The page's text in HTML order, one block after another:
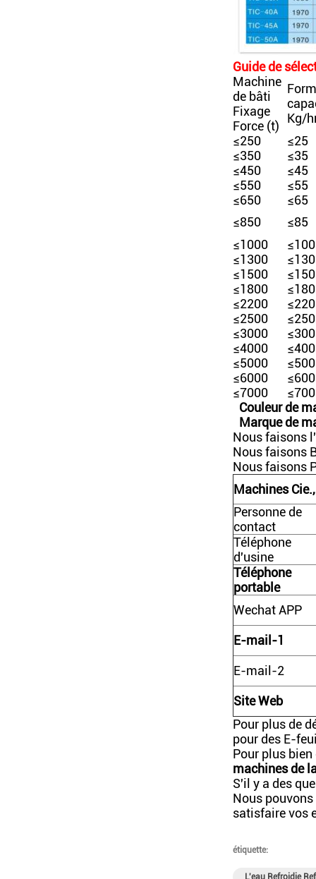
Guide de
Machine
de bâti
Fixage
Force (t)
Kg/
≤250
≤25
≤350
≤35
≤450
≤45
≤550
≤55
≤650
≤65
≤850
≤85
≤1000
≤100
≤1300
≤130
≤1500
≤150
≤1800
≤180
≤2200
≤220
≤2500
≤250
≤3000
≤300
≤4000
≤400
≤5000
≤500
≤6000
≤600
≤7000
≤700
Couleur de
Marque de
Nous faisons
Nous faisons
Nous faisons
Machines
Personne de
contact
Téléphone
d'usine
Téléphone
portable
Wechat APP
E-mail-1
E-mail-2
Site Web
Pour plus de
pour des E-
Pour plus
machines de
S'il y a des
Nous
satisfaire vos
étiquette:
L'eau Refroidie